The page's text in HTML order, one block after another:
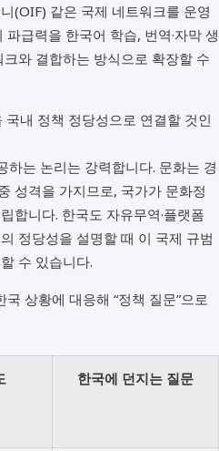
(OIF) 같은 국제 네트워크를 운영
급력을 한국어 학습, 번역·자막 생
와 결합하는 방식으로 확장할 수
국내 정책 정당성으로 연결할 것인
하는 논리는 강력합니다. 문화는 경
성격을 가지므로, 국가가 문화정
합니다. 한국도 자유무역·플랫폼
정당성을 설명할 때 이 국제 규범
수 있습니다.
상황에 대응해 “정책 질문”으로
한국에 던지는 질문